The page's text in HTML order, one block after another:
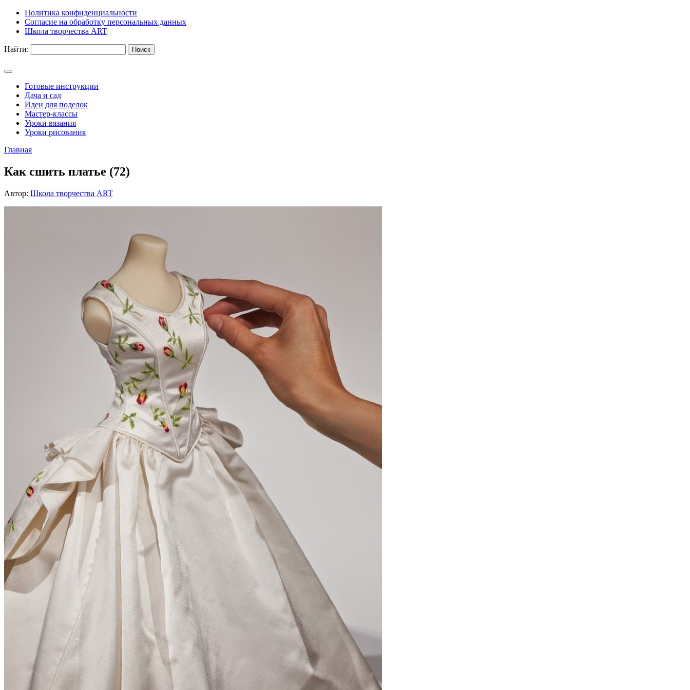
Политика конфиденциальности
Согласие на обработку персональных данных
Школа творчества ART
Найти:
Готовые инструкции
Дача и сад
Идеи для поделок
Мастер-классы
Уроки вязания
Уроки рисования
Главная
Как сшить платье (72)
Автор: Школа творчества ART